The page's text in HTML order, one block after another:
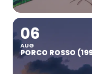
06
AUG
PORCO ROSSO